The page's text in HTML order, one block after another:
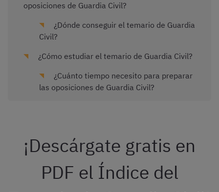
oposiciones de Guardia Civil?
¿Dónde conseguir el temario de Guardia
Civil?
¿Cómo estudiar el temario de Guardia Civil?
¿Cuánto tiempo necesito para preparar
las oposiciones de Guardia Civil?
¡Descárgate gratis en
PDF el Índice del